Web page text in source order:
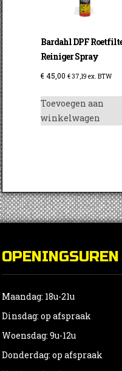
Bardahl DPF
Reiniger Spray
€45,00 €37,19 ex. BTW
Toevoegen aan
winkelwagen
OPENINGSUREN
Maandag: 18u-21u
Dinsdag: op afspraak
Woensdag: 9u-12u
Donderdag: op afspraak